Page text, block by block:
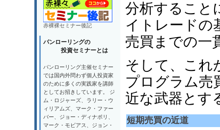
赤裸裸セミナー後記
パンローリングの
投資セミナーとは
パンローリング主催セミナー
では国内外問わず個人投資家
のために多くの実践家を講師
としてお招きしています。 ジ
ム・ロジャーズ、ラリー・ウ
ィリアムズ、マーク・ファー
バー、ジョー・ディナポリ、
マーク・モビアス、ジョン・
分析すること
イトレードの
売買までの一
そして、これ
プログラム売
近な武器とす
短期売買の近道